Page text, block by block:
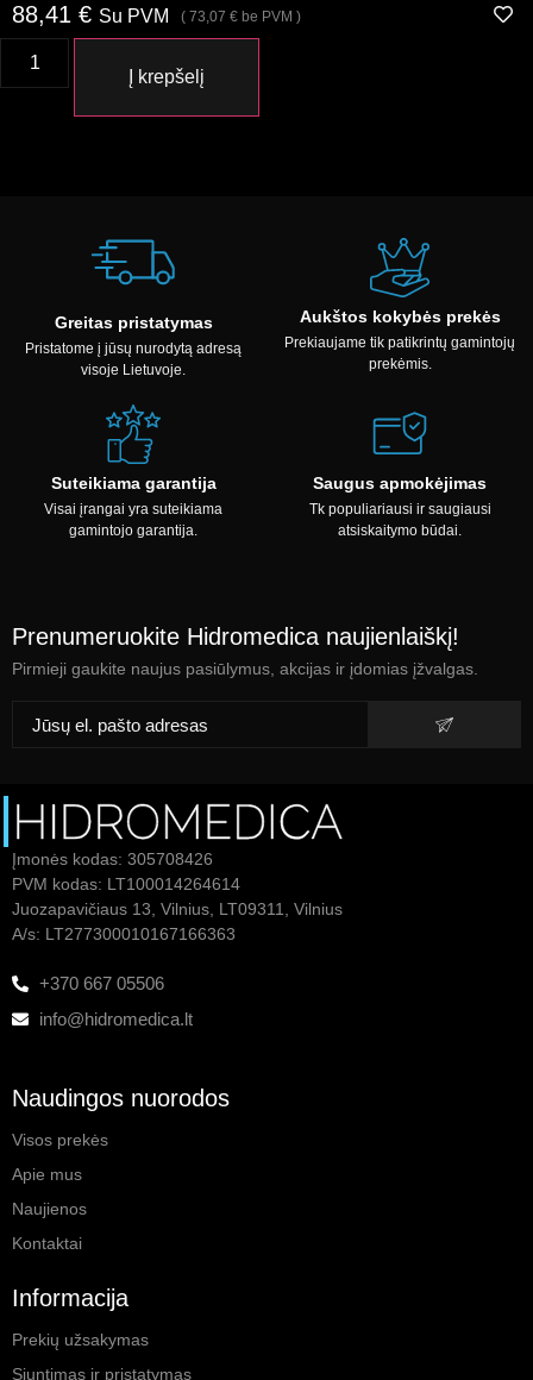
88,41 € Su PVM ( 73,07 € be PVM )
Į krepšelį
Greitas pristatymas
Pristatome į jūsų nurodytą adresą
visoje Lietuvoje.
Aukštos kokybės prekės
Prekiaujame tik patikrintų gamintojų
prekėmis.
Suteikiama garantija
Visai įrangai yra suteikiama
gamintojo garantija.
Saugus apmokėjimas
Tk populiariausi ir saugiausi
atsiskaitymo būdai.
Prenumeruokite Hidromedica naujienlaiškį!
Pirmieji gaukite naujus pasiūlymus, akcijas ir įdomias įžvalgas.
Įmonės kodas: 305708426
PVM kodas: LT100014264614
Juozapavičiaus 13, Vilnius, LT09311, Vilnius
A/s: LT277300010167166363
+370 667 05506
info@hidromedica.lt
Naudingos nuorodos
Visos prekės
Apie mus
Naujienos
Kontaktai
Informacija
Prekių užsakymas
Siuntimas ir pristatymas